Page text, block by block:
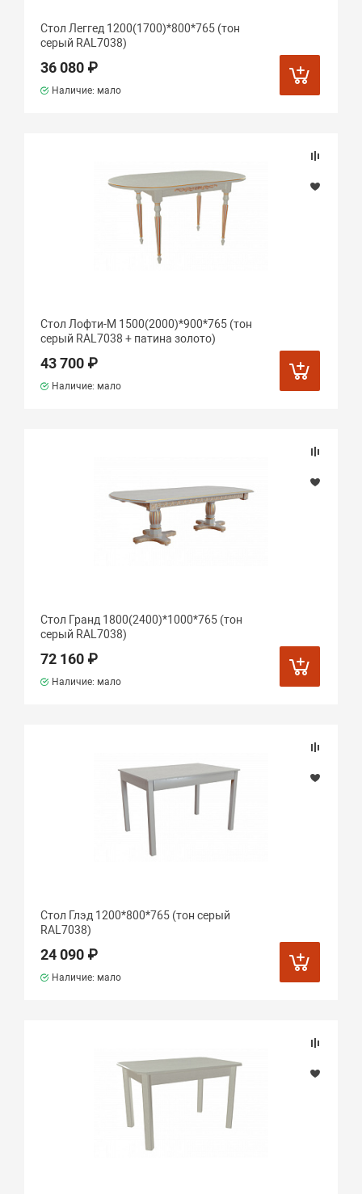
Стол Леггед 1200(1700)*800*765 (тон
серый RAL7038)
36 080 ₽
Наличие: мало
Стол Лофти-М 1500(2000)*900*765 (тон
серый RAL7038 + патина золото)
43 700 ₽
Наличие: мало
Стол Гранд 1800(2400)*1000*765 (тон
серый RAL7038)
72 160 ₽
Наличие: мало
Стол Глэд 1200*800*765 (тон серый
RAL7038)
24 090 ₽
Наличие: мало